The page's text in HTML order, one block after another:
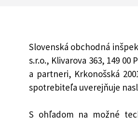
Slovenská obchodná
s.r.o., Klivarova 363, 149
a partneri, Krkonošská
spotrebiteľa uverejňuje
S ohľadom na možné